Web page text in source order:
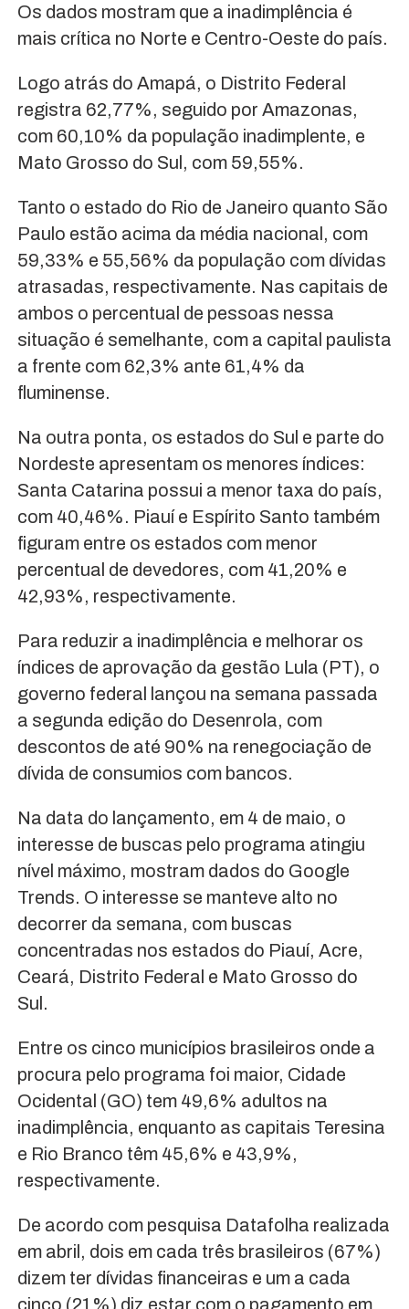
Os dados mostram que a inadimplência é
mais crítica no Norte e Centro-Oeste do país.
Logo atrás do Amapá, o Distrito Federal
registra 62,77%, seguido por Amazonas,
com 60,10% da população inadimplente, e
Mato Grosso do Sul, com 59,55%.
Tanto o estado do Rio de Janeiro quanto São
Paulo estão acima da média nacional, com
59,33% e 55,56% da população com dívidas
atrasadas, respectivamente. Nas capitais de
ambos o percentual de pessoas nessa
situação é semelhante, com a capital paulista
a frente com 62,3% ante 61,4% da
fluminense.
Na outra ponta, os estados do Sul e parte do
Nordeste apresentam os menores índices:
Santa Catarina possui a menor taxa do país,
com 40,46%. Piauí e Espírito Santo também
figuram entre os estados com menor
percentual de devedores, com 41,20% e
42,93%, respectivamente.
Para reduzir a inadimplência e melhorar os
índices de aprovação da gestão Lula (PT), o
governo federal lançou na semana passada
a segunda edição do Desenrola, com
descontos de até 90% na renegociação de
dívida de consumios com bancos.
Na data do lançamento, em 4 de maio, o
interesse de buscas pelo programa atingiu
nível máximo, mostram dados do Google
Trends. O interesse se manteve alto no
decorrer da semana, com buscas
concentradas nos estados do Piauí, Acre,
Ceará, Distrito Federal e Mato Grosso do
Sul.
Entre os cinco municípios brasileiros onde a
procura pelo programa foi maior, Cidade
Ocidental (GO) tem 49,6% adultos na
inadimplência, enquanto as capitais Teresina
e Rio Branco têm 45,6% e 43,9%,
respectivamente.
De acordo com pesquisa Datafolha realizada
em abril, dois em cada três brasileiros (67%)
dizem ter dívidas financeiras e um a cada
cinco (21%) diz estar com o pagamento em